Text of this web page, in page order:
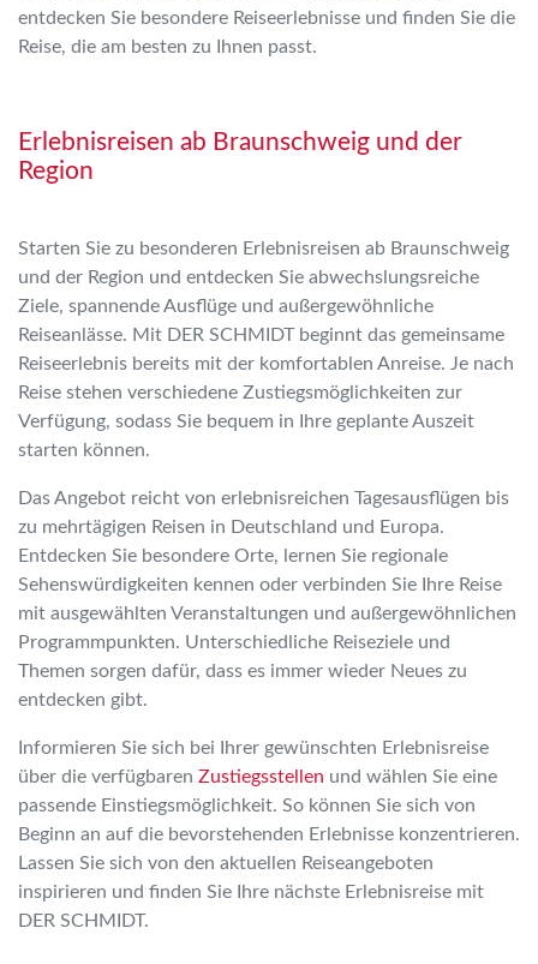
entdecken Sie besondere Reiseerlebnisse und finden Sie die
Reise, die am besten zu Ihnen passt.
Erlebnisreisen ab Braunschweig und der
Region
Starten Sie zu besonderen Erlebnisreisen ab Braunschweig
und der Region und entdecken Sie abwechslungsreiche
Ziele, spannende Ausflüge und außergewöhnliche
Reiseanlässe. Mit DER SCHMIDT beginnt das gemeinsame
Reiseerlebnis bereits mit der komfortablen Anreise. Je nach
Reise stehen verschiedene Zustiegsmöglichkeiten zur
Verfügung, sodass Sie bequem in Ihre geplante Auszeit
starten können.
Das Angebot reicht von erlebnisreichen Tagesausflügen bis
zu mehrtägigen Reisen in Deutschland und Europa.
Entdecken Sie besondere Orte, lernen Sie regionale
Sehenswürdigkeiten kennen oder verbinden Sie Ihre Reise
mit ausgewählten Veranstaltungen und außergewöhnlichen
Programmpunkten. Unterschiedliche Reiseziele und
Themen sorgen dafür, dass es immer wieder Neues zu
entdecken gibt.
Informieren Sie sich bei Ihrer gewünschten Erlebnisreise
über die verfügbaren Zustiegsstellen und wählen Sie eine
passende Einstiegsmöglichkeit. So können Sie sich von
Beginn an auf die bevorstehenden Erlebnisse konzentrieren.
Lassen Sie sich von den aktuellen Reiseangeboten
inspirieren und finden Sie Ihre nächste Erlebnisreise mit
DER SCHMIDT.